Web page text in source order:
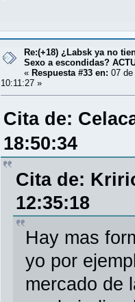
Re:(+18) ¿Labsk ya no
Sexo a escondidas?
« Respuesta #33 en: 07
10:11:27 »
Cita de:
18:50:34
Cita de:
12:35:18
Hay mas
yo por
mercado de